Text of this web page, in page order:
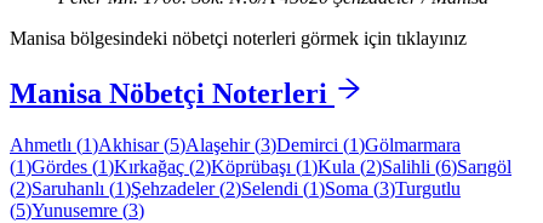
Manisa bölgesindeki nöbetçi noterleri görmek için tıklayınız
Manisa Nöbetçi Noterleri
Ahmetlı (1)Akhisar(5)Alaşehir(3)Demirci (1)Gölmarmara
(1)Gördes (1)Kırkağaç (2)Köprübaşı (1)Kula (2)Salihli (6)Sarıgöl
(2)Saruhanlı (1)Şehzadeler(2)Selendi (1)Soma (3)Turgutlu
(5)Yunusemre (3)